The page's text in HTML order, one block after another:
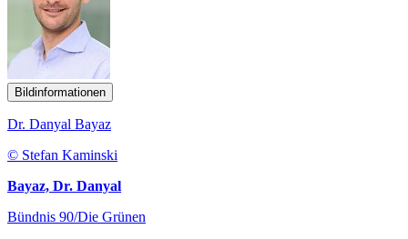
Bildinformationen
Dr. Danyal Bayaz
© Stefan Kaminski
Bayaz, Dr. Danyal
Bündnis 90/Die Grünen